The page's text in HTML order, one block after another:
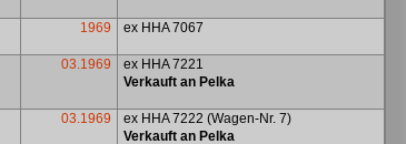
1969 ex HHA 7067
03.1969
ex HHA 7221
Verkauft an Pelka
03.1969
ex HHA 7222 (Wagen-Nr. 7)
Verkauft an Pelka